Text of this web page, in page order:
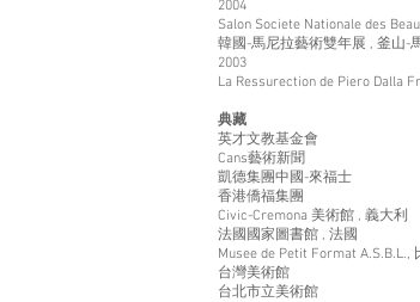
2004
Salon Societe Nationale des
韓國-馬尼拉藝術雙年展 , 釜山-
2003
La Ressurection de Piero Dalla
典藏
英才文教基金會
Cans藝術新聞
凱德集團中國-來福士
香港僑福集團
Civic-Cremona 美術館 , 義大利
法國國家圖書館 , 法國
Musee de Petit Format A.S.B.L.,
台灣美術館
台北市立美術館